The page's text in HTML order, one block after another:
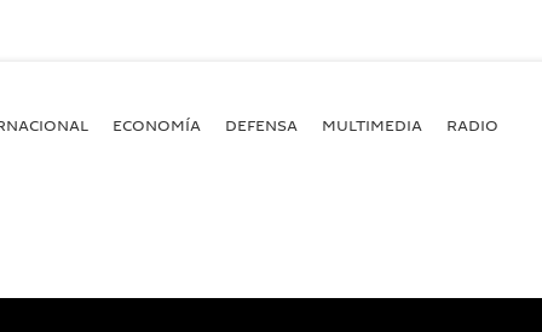
ECONOMÍA DEFENSA MULTIMEDIA RADIO